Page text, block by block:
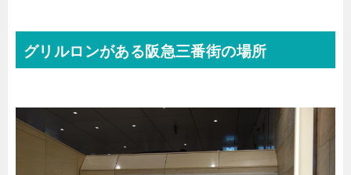
グリルロンがある阪急三番街の場所